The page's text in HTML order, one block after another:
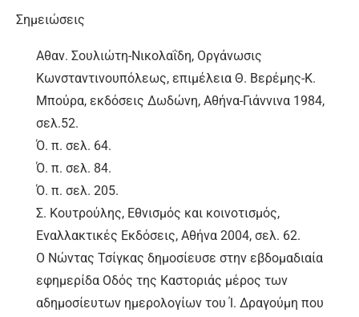
Σημειώσεις
Αθαν. Σουλιώτη-Νικολαΐδη, Οργάνωσις
Κωνσταντινουπόλεως, επιμέλεια Θ. Βερέμης-Κ.
Μπούρα, εκδόσεις Δωδώνη, Αθήνα-Γιάννινα 1984,
σελ.52.
Ό. π. σελ. 64.
Ό. π. σελ. 84.
Ό. π. σελ. 205.
Σ. Κουτρούλης, Εθνισμός και κοινοτισμός,
Εναλλακτικές Εκδόσεις, Αθήνα 2004, σελ. 62.
Ο Νώντας Τσίγκας δημοσίευσε στην εβδομαδιαία
εφημερίδα Οδός της Καστοριάς μέρος των
αδημοσίευτων ημερολογίων του Ί. Δραγούμη που